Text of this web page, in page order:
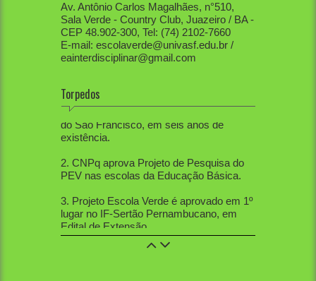
Av. Antônio Carlos Magalhães, n°510,
Sala Verde - Country Club, Juazeiro / BA -
CEP 48.902-300, Tel: (74) 2102-7660
E-mail: escolaverde@univasf.edu.br /
eainterdisciplinar@gmail.com
Torpedos
1. PEV já mobilizou diretamente mais de
80 mil pessoas, apenas na região do Vale
existência.
PEV nas escolas da Educação Básica.
lugar no IF-Sertão Pernambucano, em
Edital de Extensão.
4. PEV aprovou 12 trabalhos na Mostra